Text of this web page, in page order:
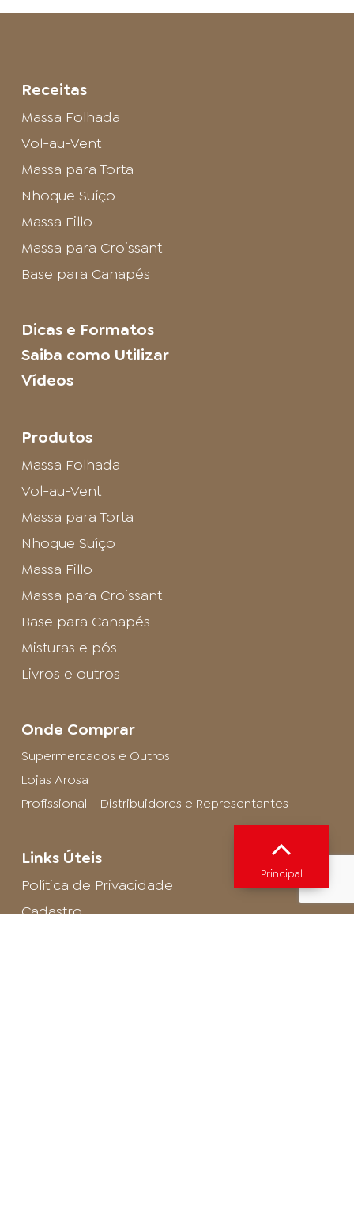
Receitas
Massa Folhada
Vol-au-Vent
Massa para Torta
Nhoque Suíço
Massa Fillo
Massa para Croissant
Base para Canapés
Dicas e Formatos
Saiba como Utilizar
Vídeos
Produtos
Massa Folhada
Vol-au-Vent
Massa para Torta
Nhoque Suíço
Massa Fillo
Massa para Croissant
Base para Canapés
Misturas e pós
Livros e outros
Onde Comprar
Supermercados e Outros
Lojas Arosa
Profissional – Distribuidores e Representantes
Links Úteis
Política de Privacidade
Cadastro
Principal